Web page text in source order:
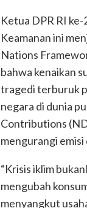
Ketua DPR RI
Keamanan ini
Nations
bahwa kenaikan
tragedi terburuk
negara di dunia
Contributions
mengurangi
“Krisis iklim
mengubah
menyangkut